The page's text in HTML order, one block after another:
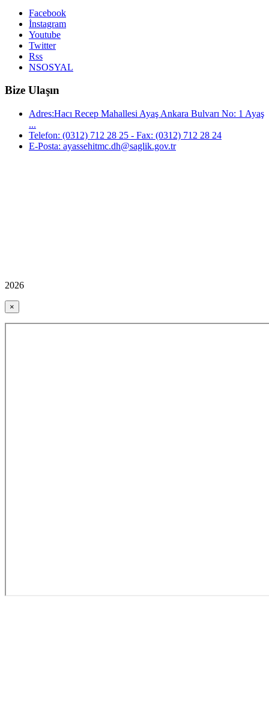
Facebook
İnstagram
Youtube
Twitter
Rss
NSOSYAL
Bize Ulaşın
Adres:Hacı Recep Mahallesi Ayaş Ankara Bulvarı No: 1 Ayaş
...
Telefon: (0312) 712 28 25 - Fax: (0312) 712 28 24
E-Posta: ayassehitmc.dh@saglik.gov.tr
2026
×